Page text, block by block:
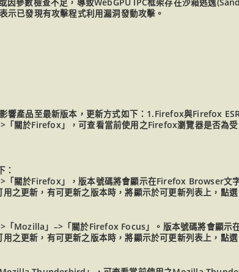
參數檢查不足，導致WebGPU IPC框架存在沙箱逃逸
已發現有攻擊程式利用漏洞發動攻擊。
響產品至最新版本，更新方式如下：1.Firefox與Firefox
「關於Firefox」，可查看當前使用之Firefox瀏覽器是否為
：
「關於Firefox」，版本號碼將會顯示在Firefox Browser文
之更新，有可更新之版本時，將顯示於可更新列表上，點選
「Mozilla」–>「關於Firefox Focus」。版本號碼將會顯示
之更新，有可更新之版本時，將顯示於可更新列表上，點選